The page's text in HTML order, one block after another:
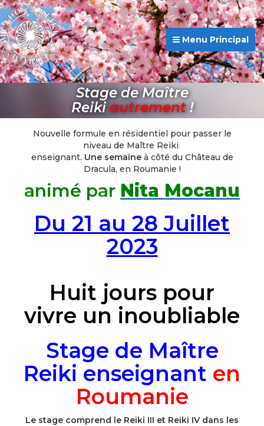
Menu Principal
Stage de Maître
Reiki autrement!
Nouvelle formule en résidentiel pour passer le
niveau de Maître Reiki
enseignant. Une semaineà côté du Château de
Dracula, en Roumanie !
animé par Nita Mocanu
Du 21 au 28 Juillet
2023
Huit jours pour
vivre un inoubliable
Stage de Maître
Reiki enseignant en
Roumanie
Le stage comprend le Reiki III et Reiki IV dans les